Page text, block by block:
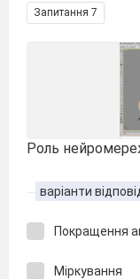
Запитання 7
Роль
варіанти
Покращення
Міркування